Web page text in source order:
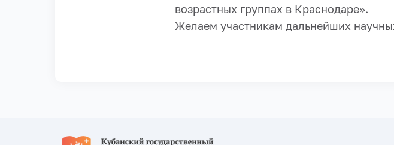
возрастных группах в Краснодаре».
Желаем участникам дальнейших